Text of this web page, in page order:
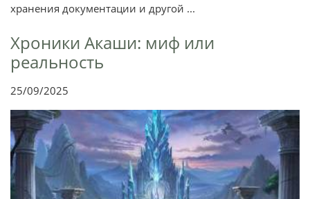
хранения документации и другой ...
Хроники Акаши: миф или
реальность
25/09/2025